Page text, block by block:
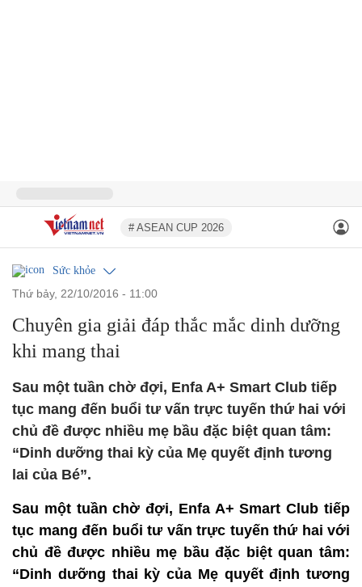
# ASEAN CUP 2026
Sức khỏe
thứ bảy, 22/10/2016 - 11:00
Chuyên gia giải đáp thắc mắc dinh dưỡng
khi mang thai
Sau một tuần chờ đợi, Enfa A+ Smart Club tiếp
tục mang đến buổi tư vấn trực tuyến thứ hai với
chủ đề được nhiều mẹ bầu đặc biệt quan tâm:
“Dinh dưỡng thai kỳ của Mẹ quyết định tương
lai của Bé”.
Sau một tuần chờ đợi, Enfa A+ Smart Club tiếp
tục mang đến buổi tư vấn trực tuyến thứ hai với
chủ đề được nhiều mẹ bầu đặc biệt quan tâm:
“Dinh dưỡng thai kỳ của Mẹ quyết định tương